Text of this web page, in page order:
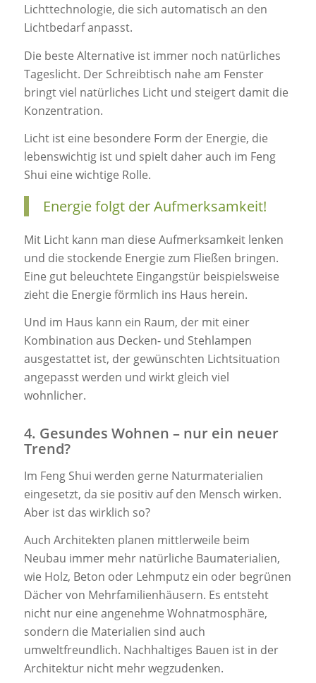
Lichttechnologie, die sich automatisch an den
Lichtbedarf anpasst.
Die beste Alternative ist immer noch natürliches
Tageslicht. Der Schreibtisch nahe am Fenster
bringt viel natürliches Licht und steigert damit die
Konzentration.
Licht ist eine besondere Form der Energie, die
lebenswichtig ist und spielt daher auch im Feng
Shui eine wichtige Rolle.
Energie folgt der Aufmerksamkeit!
Mit Licht kann man diese Aufmerksamkeit lenken
und die stockende Energie zum Fließen bringen.
Eine gut beleuchtete Eingangstür beispielsweise
zieht die Energie förmlich ins Haus herein.
Und im Haus kann ein Raum, der mit einer
Kombination aus Decken- und Stehlampen
ausgestattet ist, der gewünschten Lichtsituation
angepasst werden und wirkt gleich viel
wohnlicher.
4. Gesundes Wohnen – nur ein neuer
Trend?
Im Feng Shui werden gerne Naturmaterialien
eingesetzt, da sie positiv auf den Mensch wirken.
Aber ist das wirklich so?
Auch Architekten planen mittlerweile beim
Neubau immer mehr natürliche Baumaterialien,
wie Holz, Beton oder Lehmputz ein oder begrünen
Dächer von Mehrfamilienhäusern. Es entsteht
nicht nur eine angenehme Wohnatmosphäre,
sondern die Materialien sind auch
umweltfreundlich. Nachhaltiges Bauen ist in der
Architektur nicht mehr wegzudenken.